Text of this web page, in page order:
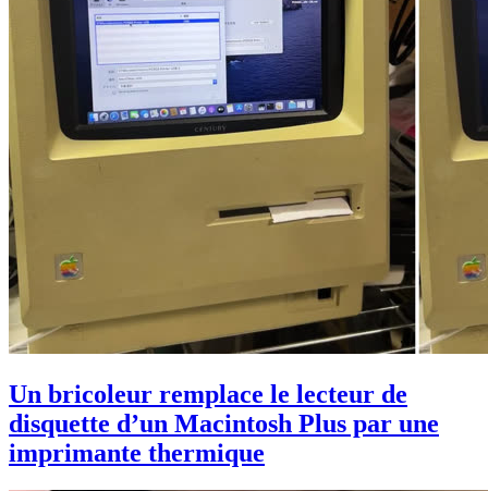
Un bricoleur remplace le lecteur de
disquette d’un Macintosh Plus par une
imprimante thermique